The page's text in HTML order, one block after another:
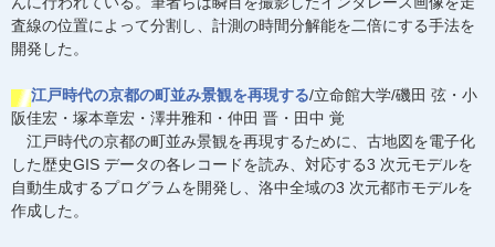
査線の位置によって分割し、計測の時間分解能を二倍にする手法を
開発した。
江戸時代の京都の町並み景観を再現する/立命館大学/磯田 弦・小
阪佳宏・塚本章宏・澤井雅和・仲田 晋・田中 覚
江戸時代の京都の町並み景観を再現するために、古地図を電子化
した歴史GIS データの各レコードを読み、対応する3 次元モデルを
自動生成するプログラムを開発し、洛中全域の3 次元都市モデルを
作成した。